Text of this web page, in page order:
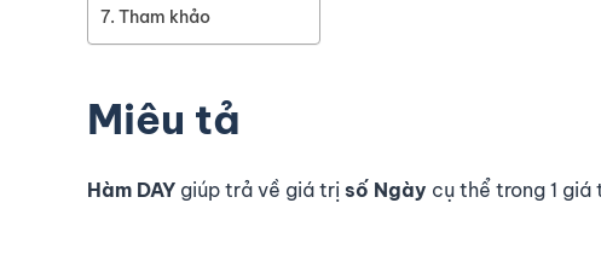
Tham khảo
Miêu tả
Hàm DAY giúp trả về giá trị số Ngày cụ thể trong 1